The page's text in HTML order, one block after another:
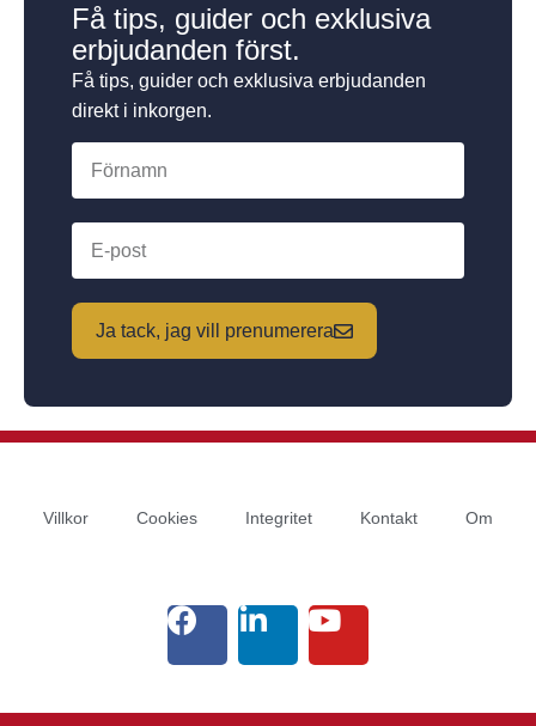
Få tips, guider och exklusiva
erbjudanden först.
Få tips, guider och exklusiva erbjudanden
direkt i inkorgen.
Ja tack, jag vill prenumerera
Villkor Cookies Integritet Kontakt Om